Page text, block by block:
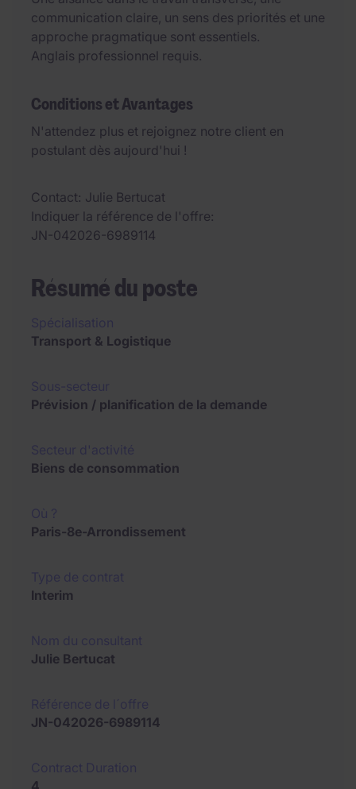
communication claire, un sens des priorités et une
approche pragmatique sont essentiels.
Anglais professionnel requis.
Conditions et Avantages
N'attendez plus et rejoignez notre client en
postulant dès aujourd'hui !
Contact Julie Bertucat
Indiquer la référence de l'offre
JN-042026-6989114
Résumé du poste
Transport & Logistique
Prévision / planification de la demande
Biens de consommation
Paris-8e-Arrondissement
Interim
Julie Bertucat
JN-042026-6989114
4